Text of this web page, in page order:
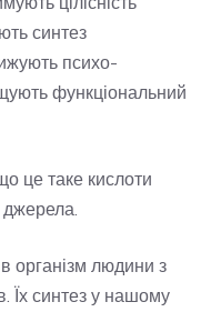
синтез
психо-
функціональний
це таке кислоти
джерела.
організм людини з
Їх синтез у нашому